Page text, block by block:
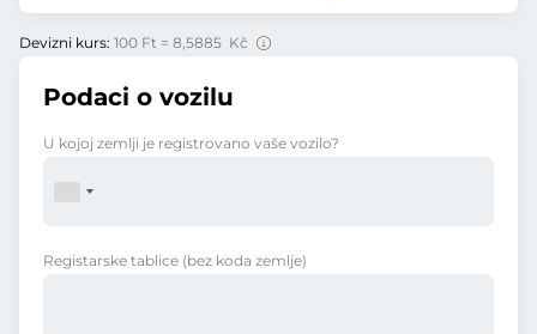
Devizni kurs: 100 Ft = 8,5885 Kč
Podaci o vozilu
U kojoj zemlji je registrovano vaše vozilo?
Registarske tablice (bez koda zemlje)